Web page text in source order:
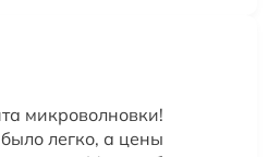
микроволновки!
легко, а цены